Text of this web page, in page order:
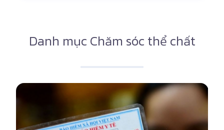
Danh mục Chăm sóc thể chất